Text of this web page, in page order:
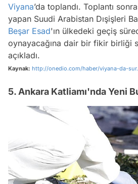
Viyana’da toplandı. Toplantı
yapan Suudi Arabistan Dışişleri
Beşar Esad'ın ülkedeki geçiş
oynayacağına dair bir fikir birliği
açıkladı.
Kaynak: http://onedio.com/haber/viyana-da-
5. Ankara Katliamı'nda Yeni